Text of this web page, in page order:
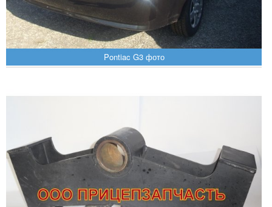
Pontiac G3 фото